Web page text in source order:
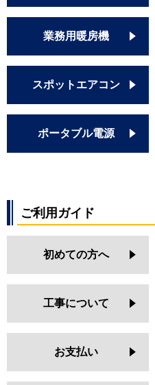
RCID-
パナソニック
PA-
PA-
PA-
PA-
PA-
PA-
業務用暖房機
スポットエアコン
ポータブル電源
ご利用ガイド
初めての方へ
工事について
お支払い